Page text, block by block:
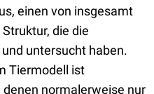
einen von insgesamt
die die
untersucht haben.
Tiermodell ist
normalerweise nur